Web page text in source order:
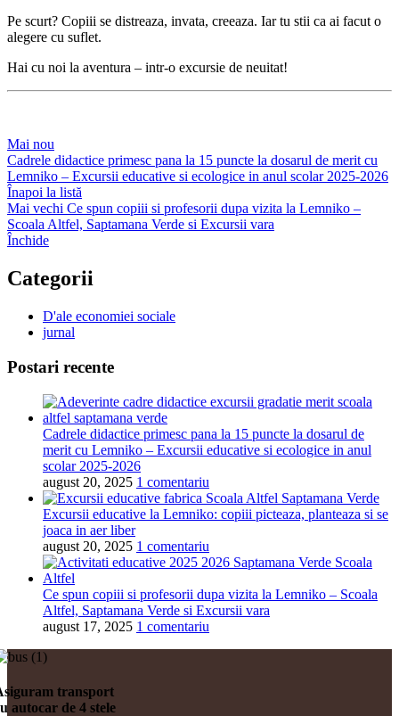
Pe scurt? Copiii se distreaza, invata, creeaza. Iar tu stii ca ai facut o
alegere cu suflet.
Hai cu noi la aventura – intr-o excursie de neuitat!
Mai nou
Cadrele didactice primesc pana la 15 puncte la dosarul de merit cu
Lemniko – Excursii educative si ecologice in anul scolar 2025-2026
Înapoi la listă
Mai vechi Ce spun copiii si profesorii dupa vizita la Lemniko –
Scoala Altfel, Saptamana Verde si Excursii vara
Închide
Categorii
D'ale economiei sociale
jurnal
Postari recente
Cadrele didactice primesc pana la 15 puncte la dosarul de
merit cu Lemniko – Excursii educative si ecologice in anul
scolar 2025-2026
august 20, 2025 1 comentariu
Excursii educative la Lemniko: copiii picteaza, planteaza si se
joaca in aer liber
august 20, 2025 1 comentariu
Ce spun copiii si profesorii dupa vizita la Lemniko – Scoala
Altfel, Saptamana Verde si Excursii vara
august 17, 2025 1 comentariu
transport
autocar de 4 stele